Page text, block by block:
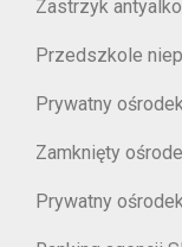
Zastrzyk
Przedszkole
Prywatny
Zamknięty
Prywatny